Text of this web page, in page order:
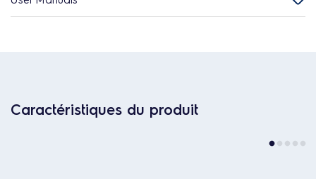
Caractéristiques du produit